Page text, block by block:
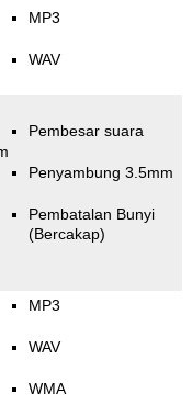
MP3
WAV
Pembesar suara
Penyambung 3.5mm
Pembatalan Bunyi
(Bercakap)
MP3
WAV
WMA